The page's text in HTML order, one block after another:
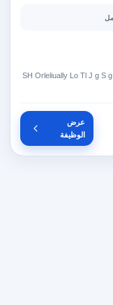
502 SH Orleliually Lo Tl J g
عرض
الوظيفة